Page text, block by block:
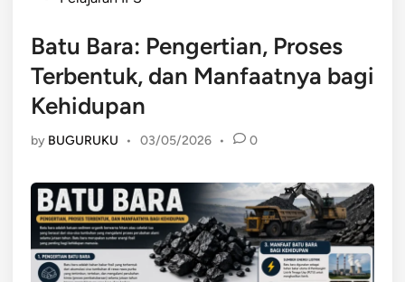
Batu Bara: Pengertian, Proses
Terbentuk, dan Manfaatnya bagi
Kehidupan
by BUGURUKU • 03/05/2026 • 0